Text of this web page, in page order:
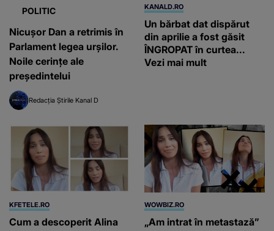
POLITIC
Nicușor Dan a retrimis în
Parlament legea urșilor.
Noile cerințe ale
președintelui
Redacția Știrile Kanal D
KANALD.RO
Un bărbat dat dispărut
din aprilie a fost găsit
ÎNGROPAT în curtea...
Vezi mai mult
KFETELE.RO
Cum a descoperit Alina
WOWBIZ.RO
„Am intrat în metastază”